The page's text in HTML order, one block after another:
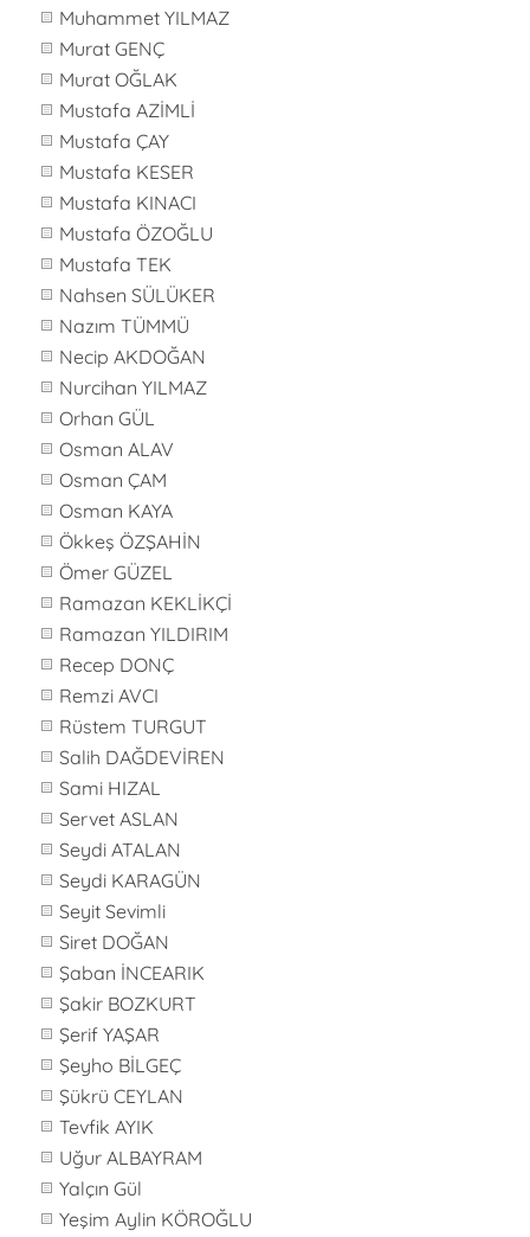
Muhammet YILMAZ
Murat GENÇ
Murat OĞLAK
Mustafa AZİMLİ
Mustafa ÇAY
Mustafa KESER
Mustafa KINACI
Mustafa ÖZOĞLU
Mustafa TEK
Nahsen SÜLÜKER
Nazım TÜMMÜ
Necip AKDOĞAN
Nurcihan YILMAZ
Orhan GÜL
Osman ALAV
Osman ÇAM
Osman KAYA
Ökkeş ÖZŞAHİN
Ömer GÜZEL
Ramazan KEKLİKÇİ
Ramazan YILDIRIM
Recep DONÇ
Remzi AVCI
Rüstem TURGUT
Salih DAĞDEVİREN
Sami HIZAL
Servet ASLAN
Seydi ATALAN
Seydi KARAGÜN
Seyit Sevimli
Siret DOĞAN
Şaban İNCEARIK
Şakir BOZKURT
Şerif YAŞAR
Şeyho BİLGEÇ
Şükrü CEYLAN
Tevfik AYIK
Uğur ALBAYRAM
Yalçın Gül
Yeşim Aylin KÖROĞLU